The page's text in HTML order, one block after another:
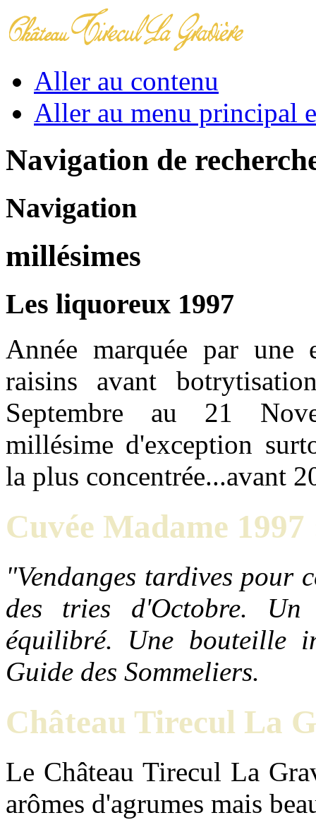
Aller au contenu
Aller au menu principal
Navigation de
Navigation
millésimes
Les liquoreux 1997
Année marquée par une
raisins avant
Septembre au 21
millésime d'exception
la plus concentrée...avant
Cuvée Madame 1997
"Vendanges tardives pour
des tries d'Octobre.
équilibré. Une bouteille
Guide des Sommeliers.
Château Tirecul La
Le Château Tirecul La
arômes d'agrumes mais